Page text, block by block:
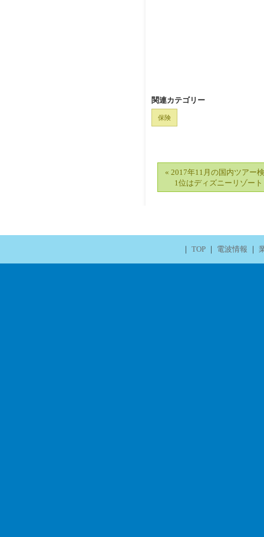
関連カテゴリー
保険
« 2017年11月の国内ツアー
1位はディズニーリゾー
｜ TOP｜ 電波情報 ｜